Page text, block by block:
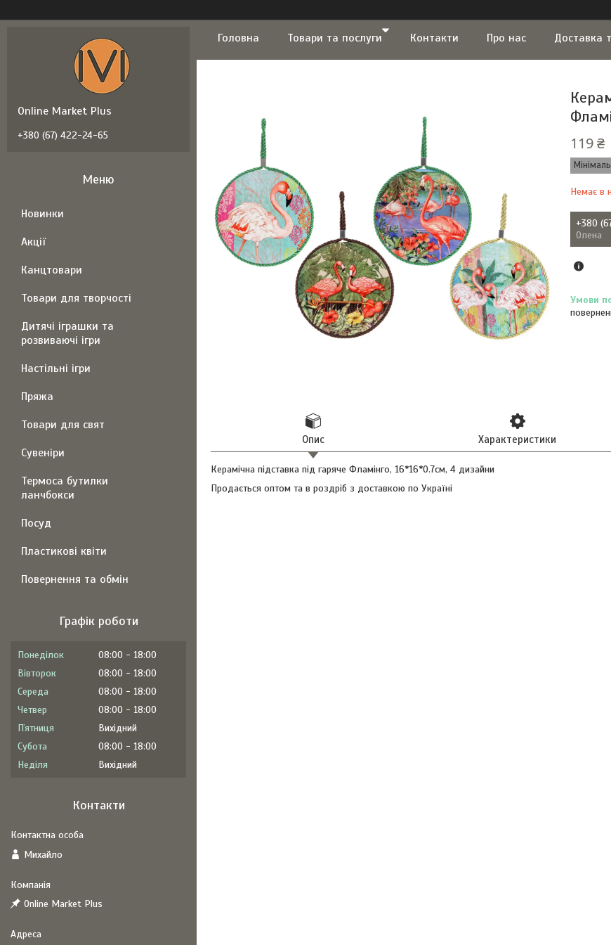
Головна Товари та послуги Контакти Про нас Доставка
119 ₴
Немає в
+380
Олена
Опис Характеристики
Керамічна підставка під гаряче Фламінго, 16*16*0.7см, 4 дизайни
Продається оптом та в роздріб з доставкою по Україні
Online Market Plus
+380 (67) 422-24-65
Новинки
Акції
Канцтовари
Товари для творчості
Дитячі іграшки та
розвиваючі ігри
Настільні ігри
Пряжа
Товари для свят
Сувеніри
Термоса бутилки
ланчбокси
Посуд
Пластикові квіти
Повернення та обмін
Графік роботи
Понеділок 08:00
18:00
Вівторок
08:00
18:00
Середа
08:00
18:00
Четвер
08:00
18:00
Пʼятниця
Вихідний
Субота
08:00
18:00
Неділя
Вихідний
Контакти
Михайло
Online Market Plus